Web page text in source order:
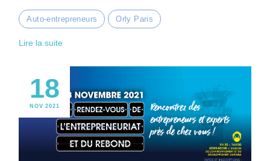
Auto-entrepreneurs Orly Paris
Lire la suite
18
NOV 2021